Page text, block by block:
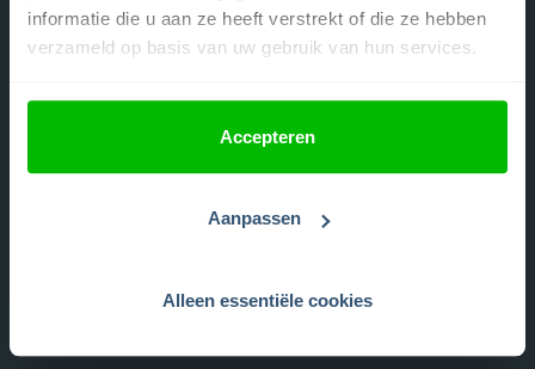
informatie die u aan ze heeft verstrekt of die ze hebben
verzameld op basis van uw gebruik van hun services.
Accepteren
Aanpassen
Alleen essentiële cookies
Klantenservice
Retourneren & Ruilen
Klachtenregeling